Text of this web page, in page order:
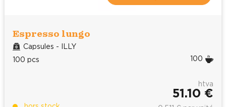
Espresso lungo
Capsules - ILLY
100 pcs
100
htva
51.10 €